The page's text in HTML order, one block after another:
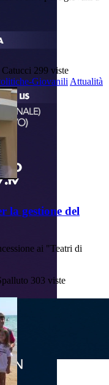
299 viste
Giovanili Attualità
la gestione del
ai "Teatri di
303 viste